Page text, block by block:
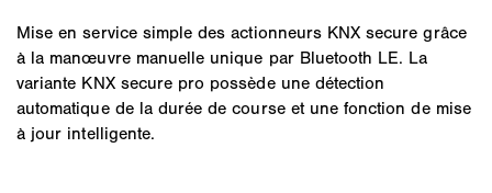
Mise en service simple des actionneurs KNX secure grâce
à la manœuvre manuelle unique par Bluetooth LE. La
variante KNX secure pro possède une détection
automatique de la durée de course et une fonction de mise
à jour intelligente.